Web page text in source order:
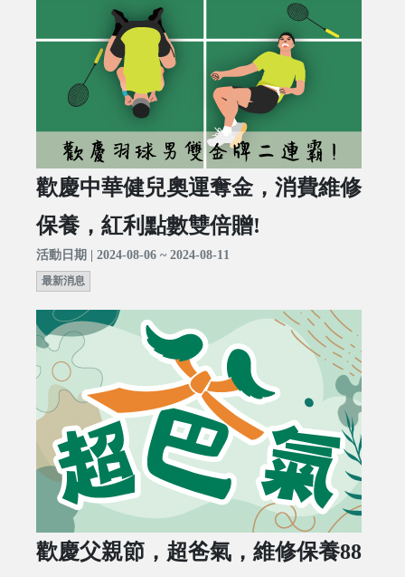
歡慶中華健兒奧運奪金，消費維修
保養，紅利點數雙倍贈!
活動日期 | 2024-08-06 ~ 2024-08-11
最新消息
歡慶父親節，超爸氣，維修保養88